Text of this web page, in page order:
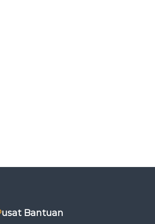
Pusat Bantuan